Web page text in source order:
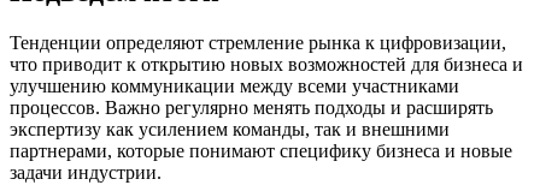
Тенденции определяют стремление рынка к цифровизации,
что приводит к открытию новых возможностей для бизнеса и
улучшению коммуникации между всеми участниками
процессов. Важно регулярно менять подходы и расширять
экспертизу как усилением команды, так и внешними
партнерами, которые понимают специфику бизнеса и новые
задачи индустрии.